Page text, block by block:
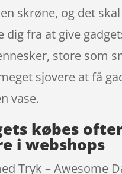
skrøne, og det
dig fra at give
store som
sjovere at få
vase.
købes
i webshops
Tryk – Awesome